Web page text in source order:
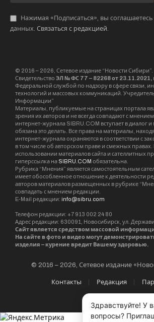
Нажимая «Подписаться», вы
данных. Связаться с редакцией
© 2016 – 2026, Сетевое издание “Новости Сибири”.
Свидетельство ЭЛ № ФС 77 – 82268 от 23.11.2021,
Федеральной службой по надзору в сфере связи,
технологий и массовых коммуникаций.
Информации”
Материалы, публикуемые на страницах портала
зрения их авторов и не всегда совпадают с
интернет-журнала SIBRU.COM вступает в диалог
обязана это делать. Все права на материалы,
интернет-журнала охраняются в соответствии с
в том числе об авторском праве и смежных
использовании материалов сайта и сателлитных
гиперссылка на SIBRU.COM обязательна.
Рубрика “Мнения” является самостоятельным
имеет обособленное отношение к деятельности
авторов материалов размещенных в рубрике
совпадать с мнением редакции.
E-Mail редакции: info@sibru.com
Телефон редакции: +7 913 002 24 80
Адрес редакции: 630091, Новосибирск, ул.
Сайт является средством массовой
На сайте в фото и видео могут
изделия – курение вредит Вашему здоровью.
© 2016 – 2026, Сетевое издание
Контакты Редакция
Здравствуйте! У
вопросы?